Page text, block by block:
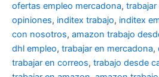
ofertas empleo mercadona,
opiniones, inditex trabajo, inditex
con nosotros, amazon trabajo
dhl empleo, trabajar en mercadona,
trabajar en correos, trabajo desde